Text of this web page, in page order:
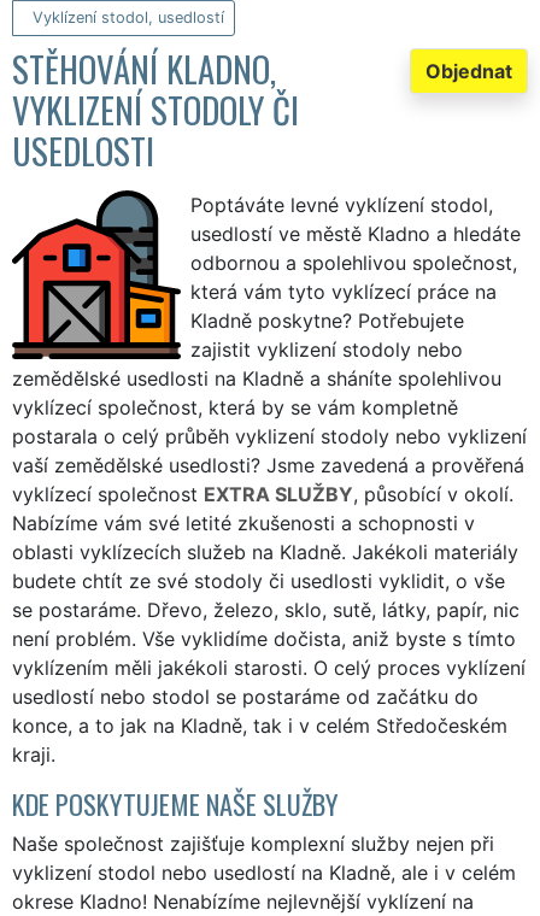
Vyklízení stodol, usedlostí
Objednat
STĚHOVÁNÍ KLADNO,
VYKLIZENÍ STODOLY ČI
USEDLOSTI
Poptáváte levné vyklízení stodol,
usedlostí ve městě Kladno a hledáte
odbornou a spolehlivou společnost,
která vám tyto vyklízecí práce na
Kladně poskytne? Potřebujete
zajistit vyklizení stodoly nebo
zemědělské usedlosti na Kladně a sháníte spolehlivou
vyklízecí společnost, která by se vám kompletně
postarala o celý průběh vyklizení stodoly nebo vyklizení
vaší zemědělské usedlosti? Jsme zavedená a prověřená
vyklízecí společnost EXTRA SLUŽBY, působící v okolí.
Nabízíme vám své letité zkušenosti a schopnosti v
oblasti vyklízecích služeb na Kladně. Jakékoli materiály
budete chtít ze své stodoly či usedlosti vyklidit, o vše
se postaráme. Dřevo, železo, sklo, sutě, látky, papír, nic
není problém. Vše vyklidíme dočista, aniž byste s tímto
vyklízením měli jakékoli starosti. O celý proces vyklízení
usedlostí nebo stodol se postaráme od začátku do
konce, a to jak na Kladně, tak i v celém Středočeském
kraji.
KDE POSKYTUJEME NAŠE SLUŽBY
Naše společnost zajišťuje komplexní služby nejen při
vyklizení stodol nebo usedlostí na Kladně, ale i v celém
okrese Kladno! Nenabízíme nejlevnější vyklízení na